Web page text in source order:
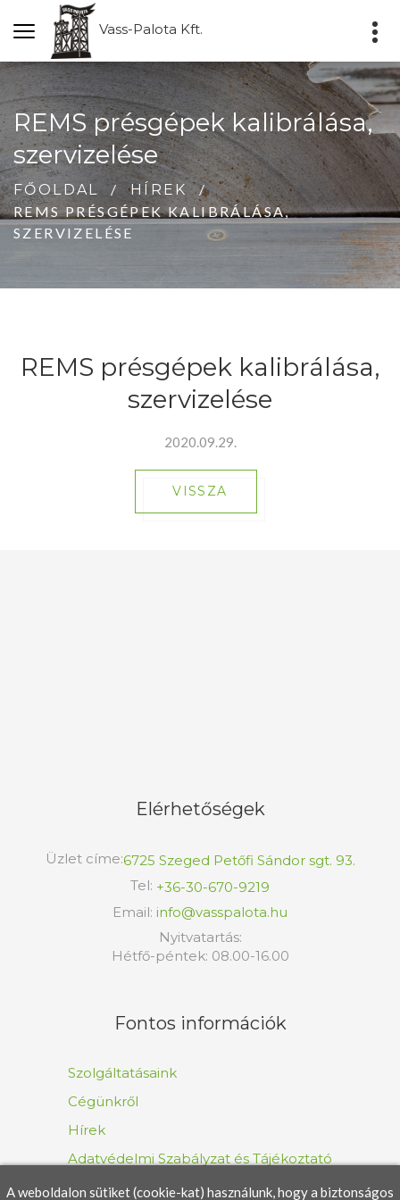
Vass-Palota Kft.
REMS présgépek kalibrálása,
szervizelése
FŐOLDAL
HÍREK
REMS PRÉSGÉPEK KALIBRÁLÁSA,
SZERVIZELÉSE
REMS présgépek kalibrálása,
szervizelése
2020.09.29.
VISSZA
Elérhetőségek
Üzlet címe:6725 Szeged Petőfi Sándor sgt. 93.
Tel: +36-30-670-9219
Email: info@vasspalota.hu
Nyitvatartás:
Hétfő-péntek: 08.00-16.00
Fontos információk
Szolgáltatásaink
Cégünkről
Hírek
Adatvédelmi Szabályzat és Tájékoztató
A weboldalon sütiket (cookie-kat) használunk, hogy a biztonságos